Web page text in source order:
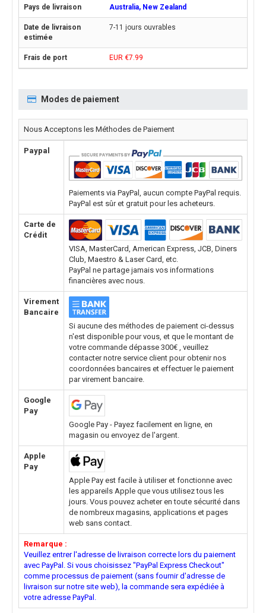
Australia, New Zealand
7-11 jours ouvrables
EUR €7.99
Modes de paiement
Nous Acceptons les Méthodes de Paiement
Paypal
Paiements via PayPal, aucun compte PayPal requis.
PayPal est sûr et gratuit pour les acheteurs.
Carte de
Crédit
VISA, MasterCard, American Express, JCB, Diners
Club, Maestro & Laser Card, etc.
PayPal ne partage jamais vos informations
financières avec nous.
Virement
Bancaire
Si aucune des méthodes de paiement ci-dessus
n'est disponible pour vous, et que le montant de
votre commande dépasse 300€ , veuillez
contacter notre service client pour obtenir nos
coordonnées bancaires et effectuer le paiement
par virement bancaire.
Google
Pay
Google Pay - Payez facilement en ligne, en
magasin ou envoyez de l'argent.
Apple
Pay
Apple Pay est facile à utiliser et fonctionne avec
les appareils Apple que vous utilisez tous les
jours. Vous pouvez acheter en toute sécurité dans
de nombreux magasins, applications et pages
web sans contact.
Remarque :
Veuillez entrer l'adresse de livraison correcte lors du paiement
avec PayPal. Si vous choisissez "PayPal Express Checkout"
comme processus de paiement (sans fournir d'adresse de
livraison sur notre site web), la commande sera expédiée à
votre adresse PayPal.